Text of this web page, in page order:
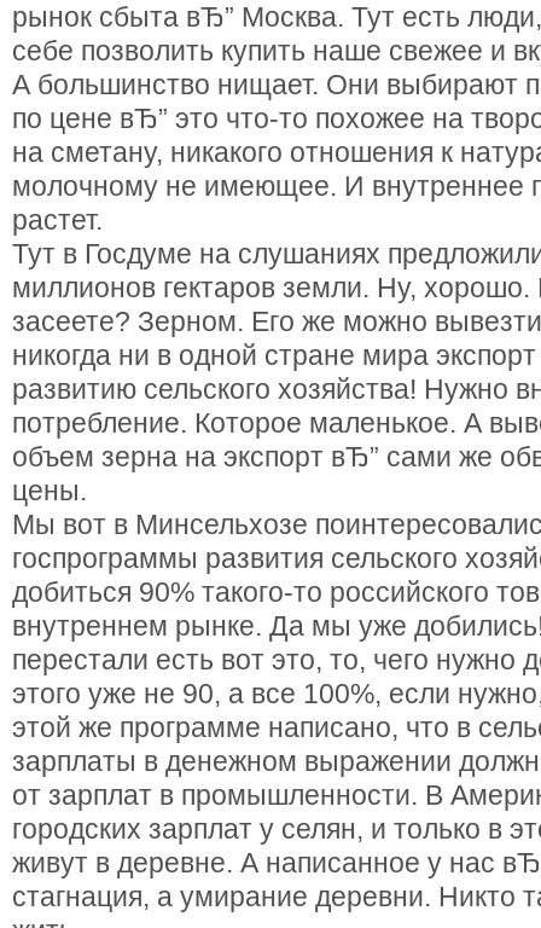
рынок сбыта вЂ” Москва. Тут есть
себе позволить купить наше свежее и
А большинство нищает. Они выбирают
по цене вЂ” это что-то похожее на
на сметану, никакого отношения к
молочному не имеющее. И внутреннее
растет.
Тут в Госдуме на слушаниях
миллионов гектаров земли. Ну,
засеете? Зерном. Его же можно
никогда ни в одной стране мира
развитию сельского хозяйства! Нужно
потребление. Которое маленькое. А
объем зерна на экспорт вЂ” сами же
цены.
Мы вот в Минсельхозе
госпрограммы развития сельского
добиться 90% такого-то российского
внутреннем рынке. Да мы уже
перестали есть вот это, то, чего нужно
этого уже не 90, а все 100%, если
этой же программе написано, что в
зарплаты в денежном выражении
от зарплат в промышленности. В
городских зарплат у селян, и только в
живут в деревне. А написанное у нас
стагнация, а умирание деревни. Никто